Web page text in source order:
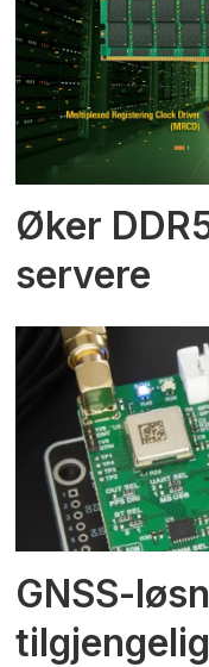
Øker
servere
GNSS-